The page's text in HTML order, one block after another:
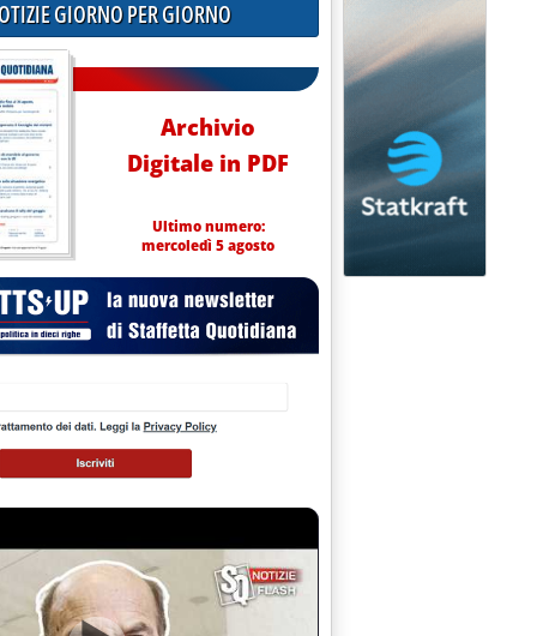
GIORNO PER GIORNO
Archivio
Digitale in PDF
Ultimo numero:
mercoledì 5 agosto